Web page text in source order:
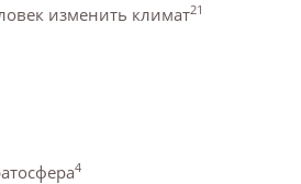
изменить климат21
4